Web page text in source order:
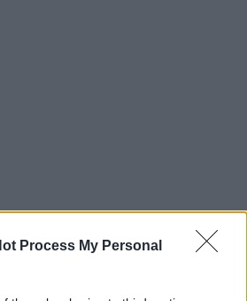
Process My Personal